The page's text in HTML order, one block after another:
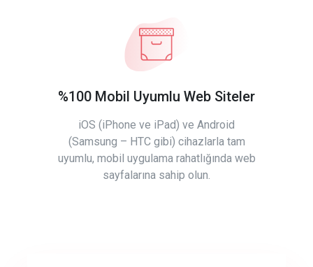
%100 Mobil Uyumlu Web Siteler
iOS (iPhone ve iPad) ve Android
(Samsung – HTC gibi) cihazlarla tam
uyumlu, mobil uygulama rahatlığında web
sayfalarına sahip olun.